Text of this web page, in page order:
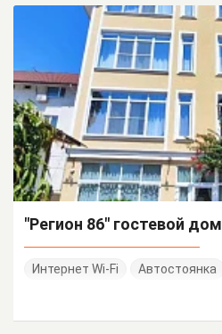
"Регион 86" гостевой дом
Интернет Wi-Fi Автостоянка